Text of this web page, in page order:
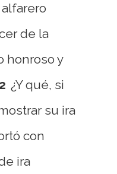
de la
honroso y
¿Y qué, si
su ira
con
ira